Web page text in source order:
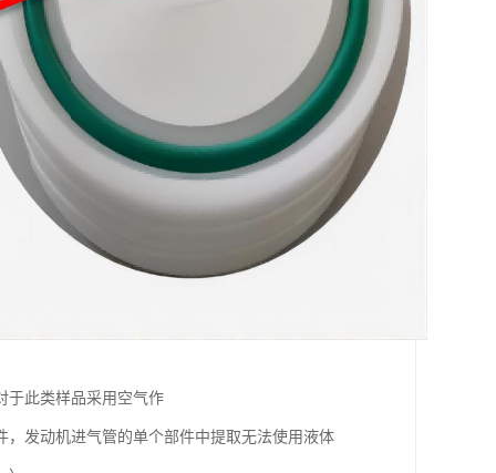
于此类样品采用空气作
发动机进气管的单个部件中提取无法使用液体